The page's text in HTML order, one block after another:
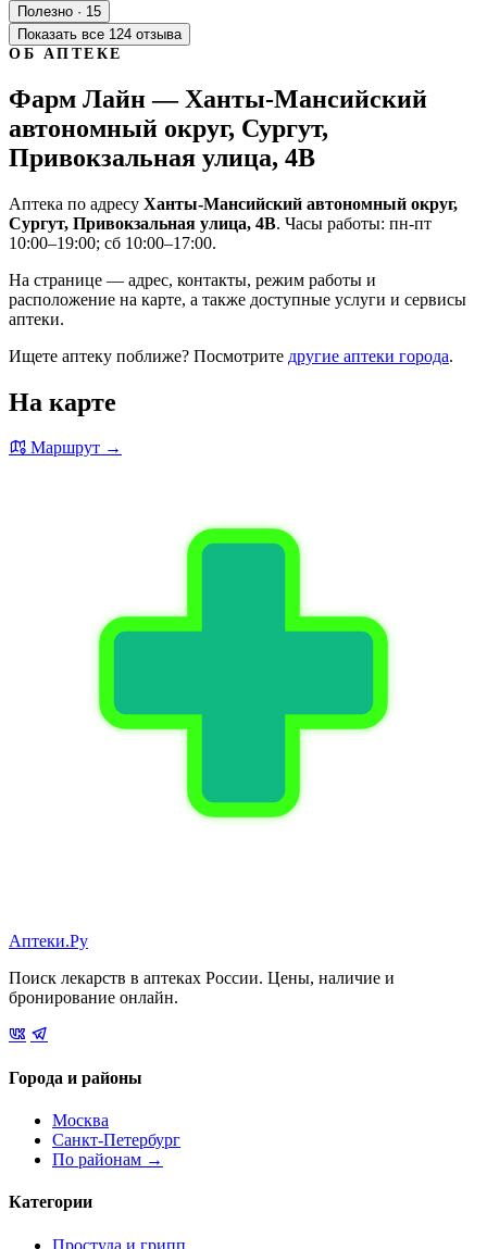
Полезно · 15
Показать все 124 отзыва
ОБ АПТЕКЕ
Фарм Лайн — Ханты-Мансийский
автономный округ, Сургут,
Привокзальная улица, 4В
Аптека по адресу Ханты-Мансийский автономный округ,
Сургут, Привокзальная улица, 4В. Часы работы: пн-пт
10:00–19:00; сб 10:00–17:00.
На странице — адрес, контакты, режим работы и
расположение на карте, а также доступные услуги и сервисы
аптеки.
Ищете аптеку поближе? Посмотрите другие аптеки города.
На карте
Маршрут →
Аптеки.Ру
Поиск лекарств в аптеках России. Цены, наличие и
бронирование онлайн.
Города и районы
Москва
Санкт-Петербург
По районам →
Категории
Простуда и грипп